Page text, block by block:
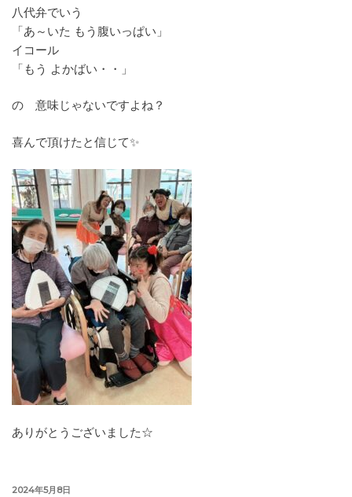
八代弁でいう
「あ～いた もう腹いっぱい」
イコール
「もう よかばい・・」
の 意味じゃないですよね？
喜んで頂けたと信じて✨
ありがとうございました☆
投
2024年5月8日